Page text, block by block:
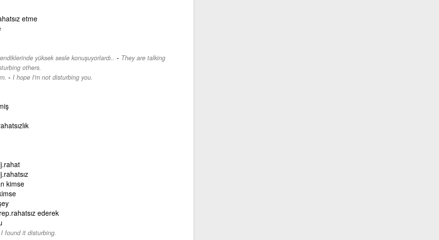
etme
yüksek sesle konuşuyorlardı.. - They are talking
others.
- I hope I'm not disturbing you.
kimse
ederek
I found it disturbing.